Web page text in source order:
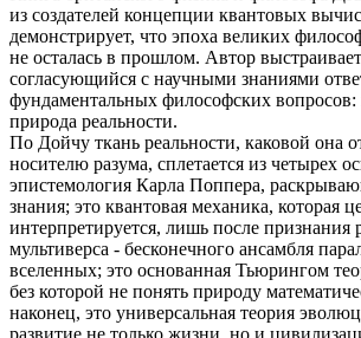
из создателей концепции квантовых
демонстрирует, что эпоха великих
не осталась в прошлом. Автор
согласующийся с научными знаниями
фундаментальных философских вопросов:
природа реальности.
По Дойчу ткань реальности, каковой она
носителю разума, сплетается из четырех
эпистемология Карла Поппера,
знания; это квантовая механика, которая
интерпретируется, лишь после признания
мультиверса - бесконечного ансамбля
вселенных; это основанная Тьюрингом
без которой не понять природу
наконец, это универсальная теория
развитие не только жизни, но и